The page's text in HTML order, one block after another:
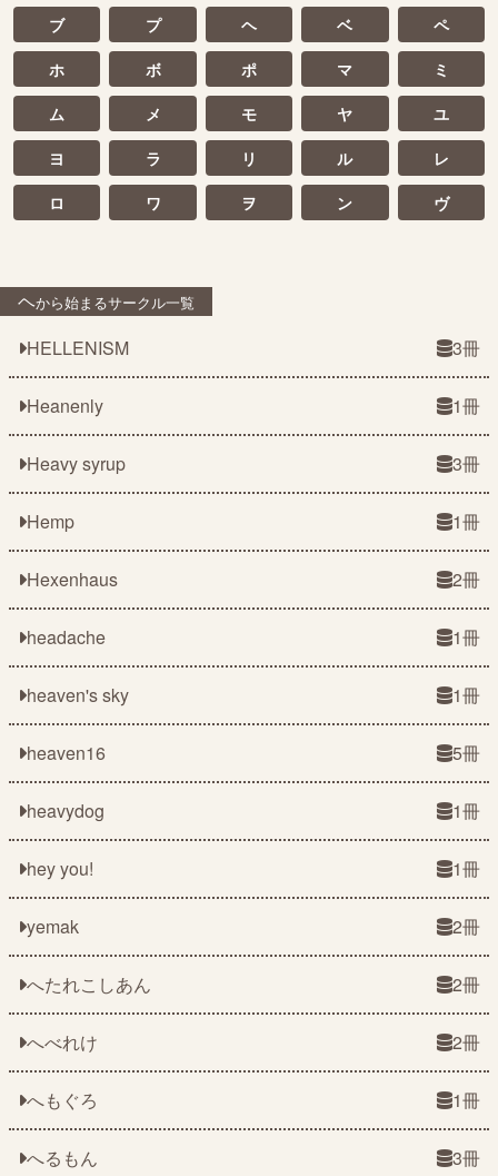
ブ
プ ヘ ベ
ペ
ホ
ボ ポ マ
ミ
ム
メ モ ヤ
ユ
ヨ
ラ リ ル
レ
ロ
ワ ヲ ン ヴ
ヘから始まるサークル一覧
HELLENISM 3冊
Heanenly 1冊
Heavy syrup 3冊
Hemp 1冊
Hexenhaus 2冊
headache 1冊
heaven's sky 1冊
heaven16 5冊
heavydog 1冊
hey you! 1冊
yemak 2冊
へたれこしあん 2冊
へべれけ 2冊
へもぐろ 1冊
へるもん 3冊